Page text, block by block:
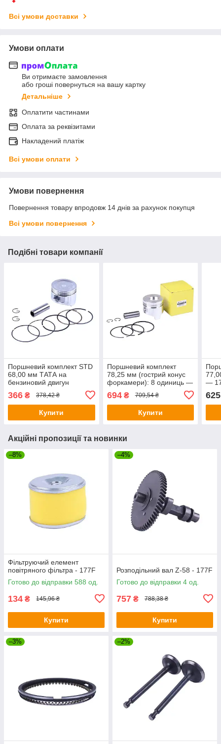
Всі умови доставки
Умови оплати
Ви отримаєте замовлення
або гроші повернуться на вашу картку
Детальніше
Оплатити частинами
Оплата за реквізитами
Накладений платіж
Всі умови оплати
Умови повернення
Повернення товару впродовж 14 днів за рахунок покупця
Всі умови повернення
Подібні товари компанії
Поршневий комплект STD
68,00 мм ТАТА на
бензиновий двигун
168F/170F генератора GN
2-3,5 KW, 9 одиниць
366 ₴ 378,42 ₴
Купити
Поршневий комплект
78,25 мм (гострий конус
форкамери): 8 одиниць —
694₴ 709,54 ₴
Купити
—
625
Акційні пропозиції та новинки
–8%
Фільтруючий елемент
повітряного фільтра - 177F
Готово до відправки 588 од.
134 ₴ 145,96 ₴
Купити
–4%
Розподільний вал Z-58 - 177F
Готово до відправки 4 од.
757 ₴ 788,38 ₴
Купити
–3% –2%